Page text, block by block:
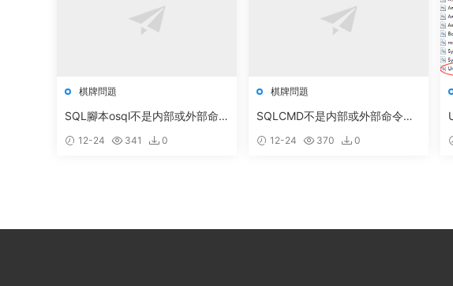
棋牌問題
SQL腳本osql不是内部或外部命
文件
12-24 341 0
棋牌問題
SQLCMD不是内部或外部命令解
12-24 370 0